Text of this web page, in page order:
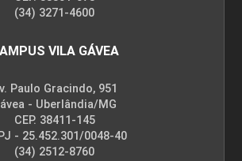
(34) 3271-4600
VILA GÁVEA
Paulo Gracindo, 951
- Uberlândia/MG
CEP. 38411-145
- 25.452.301/0048-40
(34) 2512-8760